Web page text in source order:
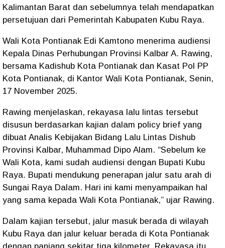
Kalimantan Barat dan sebelumnya telah mendapatkan
persetujuan dari Pemerintah Kabupaten Kubu Raya.
Wali Kota Pontianak Edi Kamtono menerima audiensi
Kepala Dinas Perhubungan Provinsi Kalbar A. Rawing,
bersama Kadishub Kota Pontianak dan Kasat Pol PP
Kota Pontianak, di Kantor Wali Kota Pontianak, Senin,
17 November 2025.
Rawing menjelaskan, rekayasa lalu lintas tersebut
disusun berdasarkan kajian dalam policy brief yang
dibuat Analis Kebijakan Bidang Lalu Lintas Dishub
Provinsi Kalbar, Muhammad Dipo Alam. “Sebelum ke
Wali Kota, kami sudah audiensi dengan Bupati Kubu
Raya. Bupati mendukung penerapan jalur satu arah di
Sungai Raya Dalam. Hari ini kami menyampaikan hal
yang sama kepada Wali Kota Pontianak,” ujar Rawing.
Dalam kajian tersebut, jalur masuk berada di wilayah
Kubu Raya dan jalur keluar berada di Kota Pontianak